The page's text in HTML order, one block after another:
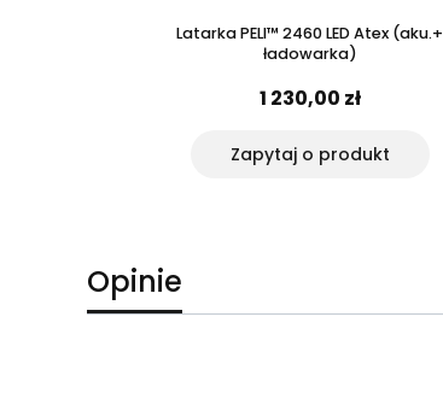
Latarka PELI™ 2460 LED Atex (aku.+
ładowarka)
1 230,00 zł
Zapytaj o produkt
Opinie